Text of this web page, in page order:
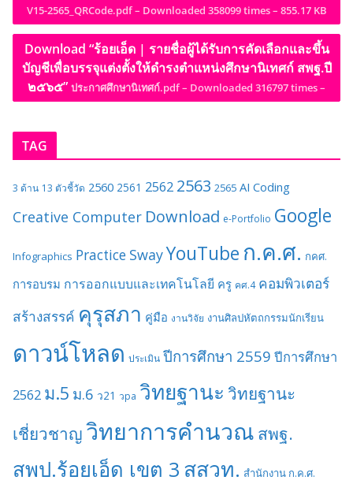
V15-2565_QRCode.pdf – Downloaded 358099 times – 855.17 KB
Download “ร้อยเอ็ด | รายชื่อผู้ได้รับการคัดเลือกและขึ้น
บัญชีเพื่อบรรจุแต่งตั้งให้ดำรงตำแหน่งศึกษานิเทศก์ สพฐ.ปี
๒๕๖๕” ประกาศศึกษานิเทศก์.pdf – Downloaded 316797 times –
TAG
3 ด้าน 13 ตัวชี้วัด 2560 2561 2562 2563 2565 AI Coding
Creative Computer Download e-Portfolio Google
Infographics Practice SwayYouTubeก.ค.ศ. กคศ.
การอบรม การออกแบบและเทคโนโลยี ครู คศ.4 คอมพิวเตอร์
สร้างสรรค์ คุรุสภา คู่มือ งานวิจัย งานศิลปหัตถกรรมนักเรียน
ดาวน์โหลด ประเมิน ปีการศึกษา 2559 ปีการศึกษา
2562 ม.5 ม.6 ว21 วpa วิทยฐานะ วิทยฐานะ
เชี่ยวชาญวิทยาการคำนวณ สพฐ.
สพป.ร้อยเอ็ด เขต 3 สสวท. สำนักงาน ก.ค.ศ.